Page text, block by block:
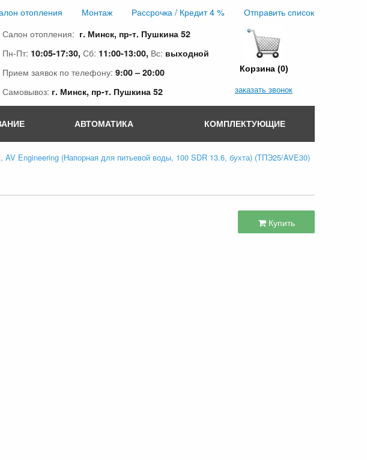
отопления Монтаж Рассрочка / Кредит 4 % Отправить список
Салон отопления: г. Минск, пр-т. Пушкина 52
Пн-Пт: 10:05-17:30, Сб: 11:00-13:00, Вс: выходной
Прием заявок по телефону: 9:00 – 20:00
Самовывоз: г. Минск, пр-т. Пушкина 52
Корзина (0)
заказать звонок
АВТОМАТИКА КОМПЛЕКТУЮЩИЕ
Engineering (Напорная для питьевой воды, 100 SDR 13.6, бухта) (ТПЭ25/AVE30)
Купить